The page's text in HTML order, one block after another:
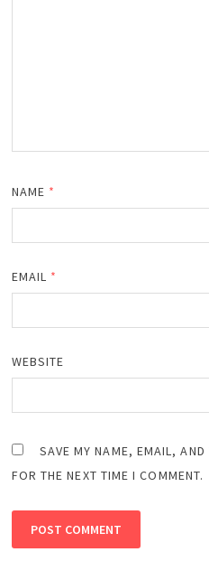
NAME *
EMAIL *
WEBSITE
SAVE MY NAME, EMAIL,
FOR THE NEXT TIME I COMMENT.